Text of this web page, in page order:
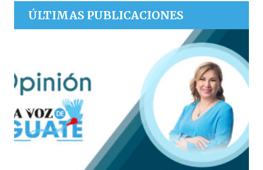
ÚLTIMAS PUBLICACIONES